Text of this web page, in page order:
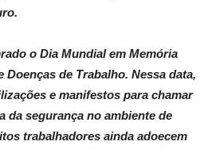
o Dia Mundial em Memória
Doenças de Trabalho. Nessa data,
e manifestos para chamar
da segurança no ambiente de
trabalhadores ainda adoecem